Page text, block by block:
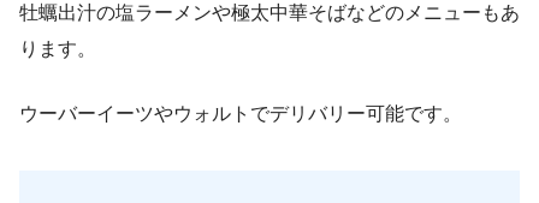
牡蠣出汁の塩ラーメンや極太中華そばなどのメニューもあ
ります。
ウーバーイーツやウォルトでデリバリー可能です。